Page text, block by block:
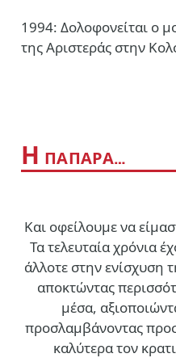
1994: Δολοφονείται ο
της Αριστεράς στην
Η ΠΑΠΑΡΑ…
Και οφείλουμε να
Τα τελευταία χρόνια
άλλοτε στην ενίσχυση
αποκτώντας
μέσα,
προσλαμβάνοντας
καλύτερα τον